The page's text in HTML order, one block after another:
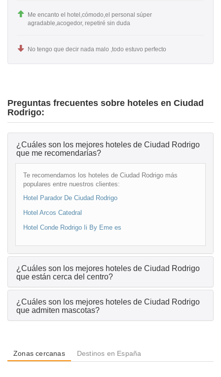
Me encanto el hotel,cómodo,el personal súper
agradable,acogedor, repetiré sin duda
No tengo que decir nada malo ,todo estuvo perfecto
Preguntas frecuentes sobre hoteles en Ciudad
Rodrigo:
¿Cuáles son los mejores hoteles de Ciudad Rodrigo
que me recomendarías?
Te recomendamos los hoteles de Ciudad Rodrigo más
populares entre nuestros clientes:
Hotel Parador De Ciudad Rodrigo
Hotel Arcos Catedral
Hotel Conde Rodrigo Ii By Eme es
¿Cuáles son los mejores hoteles de Ciudad Rodrigo
que están cerca del centro?
¿Cuáles son los mejores hoteles de Ciudad Rodrigo
que admiten mascotas?
Zonas cercanas Destinos en España